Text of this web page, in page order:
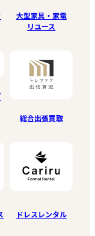
大型家具・家電
リユース
総合出張買取
ドレスレンタル